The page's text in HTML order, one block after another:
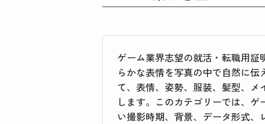
ゲーム業界志望の就活・転職用
らかな表情を写真の中で自然に
て、表情、姿勢、服装、髪型、
します。このカテゴリーでは、
い撮影時期、背景、データ形式、